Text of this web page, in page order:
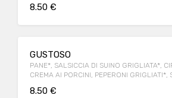
8.50 €
GUSTOSO
PANE*, SALSICCIA DI SUINO GRIGLIATA*,
CREMA AI PORCINI, PEPERONI GRIGLIATI*,
8.50 €